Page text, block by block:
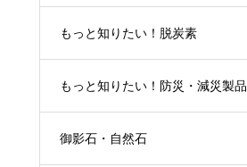
もっと知りたい！脱炭素
もっと知りたい！防災・減災製品
御影石・自然石